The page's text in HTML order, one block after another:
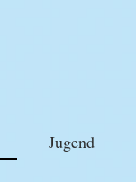
Jugend